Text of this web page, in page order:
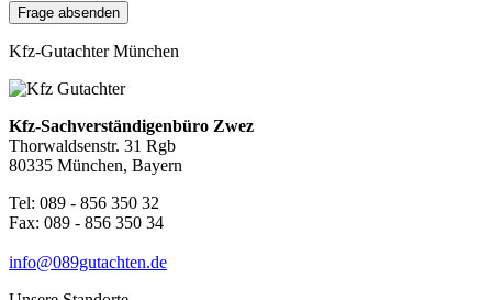
Kfz-Gutachter München
Kfz-Sachverständigenbüro Zwez
Thorwaldsenstr. 31 Rgb
80335 München, Bayern
Tel: 089 - 856 350 32
Fax: 089 - 856 350 34
info@089gutachten.de